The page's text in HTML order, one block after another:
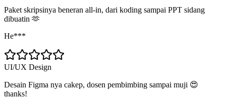
Paket skripsinya beneran all-in, dari koding sampai PPT sidang
dibuatin 🫶
He***
UI/UX Design
Desain Figma nya cakep, dosen pembimbing sampai muji 😍
thanks!